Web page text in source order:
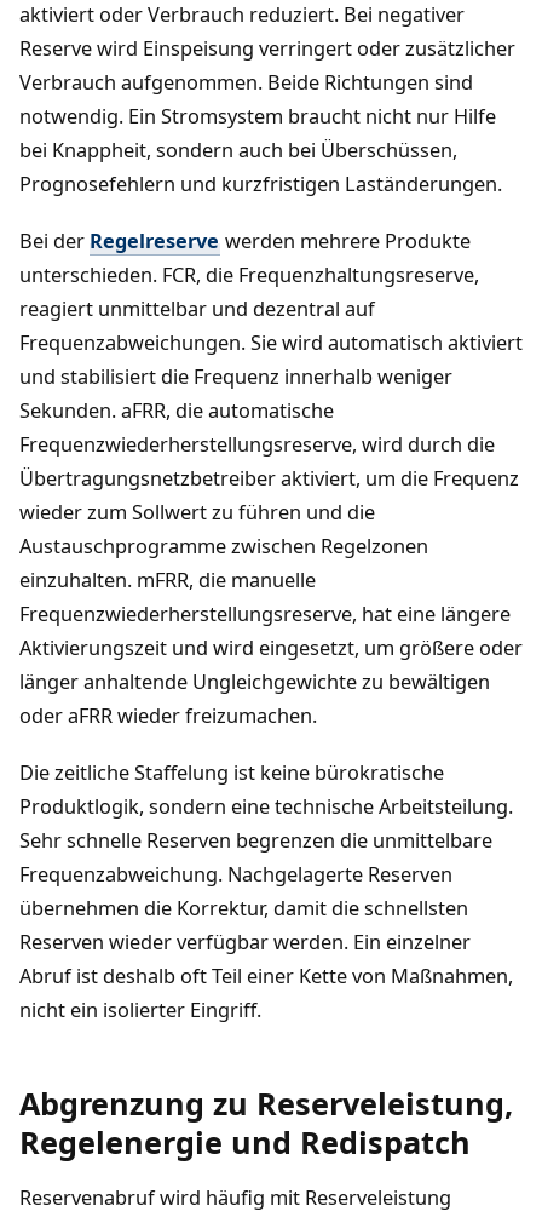
aktiviert oder Verbrauch reduziert. Bei negativer
Reserve wird Einspeisung verringert oder zusätzlicher
Verbrauch aufgenommen. Beide Richtungen sind
notwendig. Ein Stromsystem braucht nicht nur Hilfe
bei Knappheit, sondern auch bei Überschüssen,
Prognosefehlern und kurzfristigen Laständerungen.
Bei der Regelreserve werden mehrere Produkte
unterschieden. FCR, die Frequenzhaltungsreserve,
reagiert unmittelbar und dezentral auf
Frequenzabweichungen. Sie wird automatisch aktiviert
und stabilisiert die Frequenz innerhalb weniger
Sekunden. aFRR, die automatische
Frequenzwiederherstellungsreserve, wird durch die
Übertragungsnetzbetreiber aktiviert, um die Frequenz
wieder zum Sollwert zu führen und die
Austauschprogramme zwischen Regelzonen
einzuhalten. mFRR, die manuelle
Frequenzwiederherstellungsreserve, hat eine längere
Aktivierungszeit und wird eingesetzt, um größere oder
länger anhaltende Ungleichgewichte zu bewältigen
oder aFRR wieder freizumachen.
Die zeitliche Staffelung ist keine bürokratische
Produktlogik, sondern eine technische Arbeitsteilung.
Sehr schnelle Reserven begrenzen die unmittelbare
Frequenzabweichung. Nachgelagerte Reserven
übernehmen die Korrektur, damit die schnellsten
Reserven wieder verfügbar werden. Ein einzelner
Abruf ist deshalb oft Teil einer Kette von Maßnahmen,
nicht ein isolierter Eingriff.
Abgrenzung zu Reserveleistung,
Regelenergie und Redispatch
Reservenabruf wird häufig mit Reserveleistung